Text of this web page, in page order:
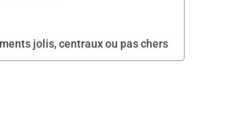
jolis, centraux ou pas chers